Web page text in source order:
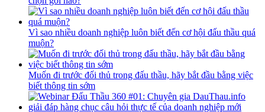
Vì sao nhiều doanh nghiệp luôn biết đến cơ hội đấu thầu quá
muộn?
Muốn đi trước đối thủ trong đấu thầu, hãy bắt đầu bằng việc
biết thông tin sớm